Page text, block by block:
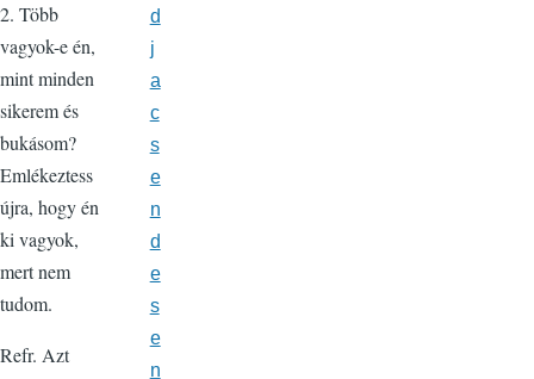
2. Több
vagyok-e én,
mint minden
sikerem és
bukásom?
Emlékeztess
újra, hogy én
ki vagyok,
mert nem
tudom.
Refr. Azt
d
j
a
c
s
e
n
d
e
s
e
n